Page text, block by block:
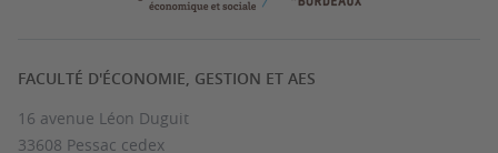
FACULTÉ D'ÉCONOMIE, GESTION ET AES
16 avenue Léon Duguit
33608 Pessac cedex